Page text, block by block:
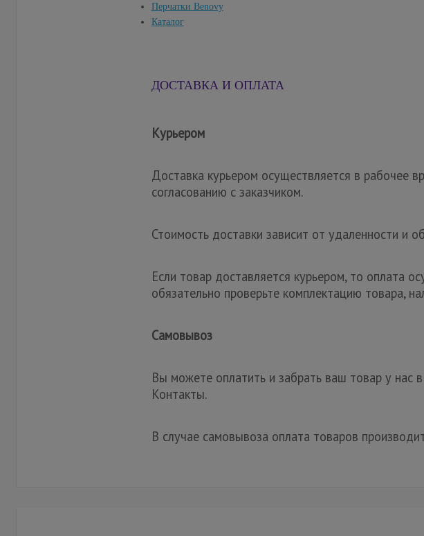
Перчатки Benovy
Каталог
ДОСТАВКА И ОПЛАТА
Курьером
Доставка курьером осуществляется в рабочее
согласованию с заказчиком.
Стоимость доставки зависит от удаленности и
Если товар доставляется курьером, то оплата
обязательно проверьте комплектацию товара,
Самовывоз
Вы можете оплатить и забрать ваш товар у нас
Контакты.
В случае самовывоза оплата товаров